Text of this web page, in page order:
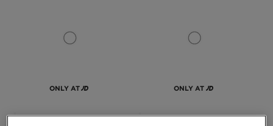
ONLY AT ONLY AT